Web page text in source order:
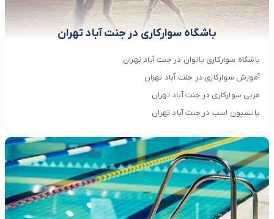
باشگاه سوارکاری در جنت آباد تهران
باشگاه سوارکاری بانوان در جنت آباد تهران
آموزش سوارکاری در جنت آباد تهران
مربی سوارکاری در جنت آباد تهران
پانسیون اسب در جنت آباد تهران